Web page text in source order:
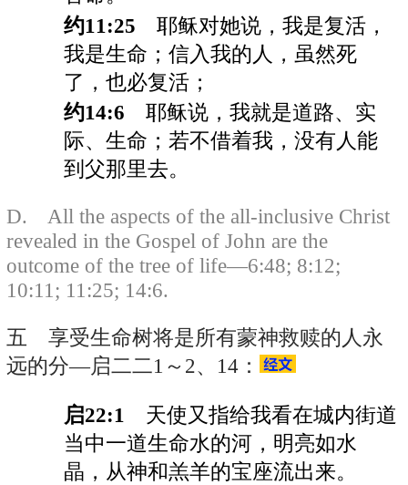
约11:25 耶稣对她说，我是复活，
我是生命；信入我的人，虽然死
了，也必复活；
约14:6 耶稣说，我就是道路、实
际、生命；若不借着我，没有人能
到父那里去。
D. All the aspects of the all-inclusive Christ
revealed in the Gospel of John are the
outcome of the tree of life—6:48; 8:12;
10:11; 11:25; 14:6.
五 享受生命树将是所有蒙神救赎的人永
远的分—启二二1～2、14：
启22:1
天使又指给我看在城内街道
当中一道生命水的河，明亮如水
晶，从神和羔羊的宝座流出来。